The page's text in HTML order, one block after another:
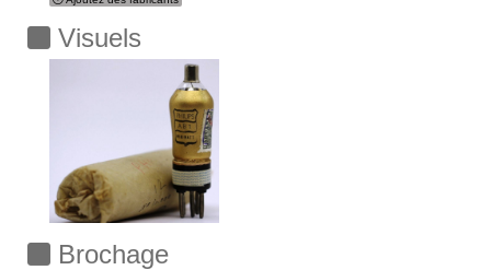
Visuels
Brochage